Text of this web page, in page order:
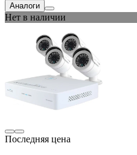
Аналоги
Нет в наличии
Последняя цена